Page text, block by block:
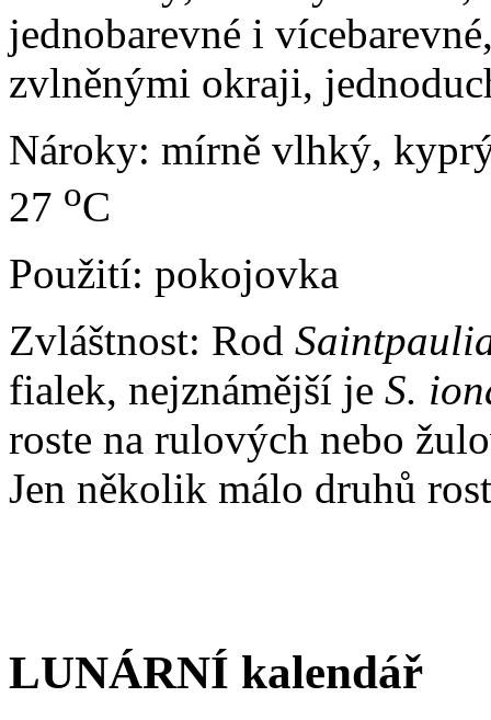
jednobarevné i
zvlněnými okraji,
Nároky: mírně vlhký,
27 oC
Použití: pokojovka
Zvláštnost: Rod
fialek, nejznámější je S.
roste na rulových nebo
Jen několik málo druhů
LUNÁRNÍ kalendář